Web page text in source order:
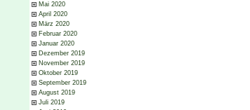
Mai 2020
April 2020
März 2020
Februar 2020
Januar 2020
Dezember 2019
November 2019
Oktober 2019
September 2019
August 2019
Juli 2019